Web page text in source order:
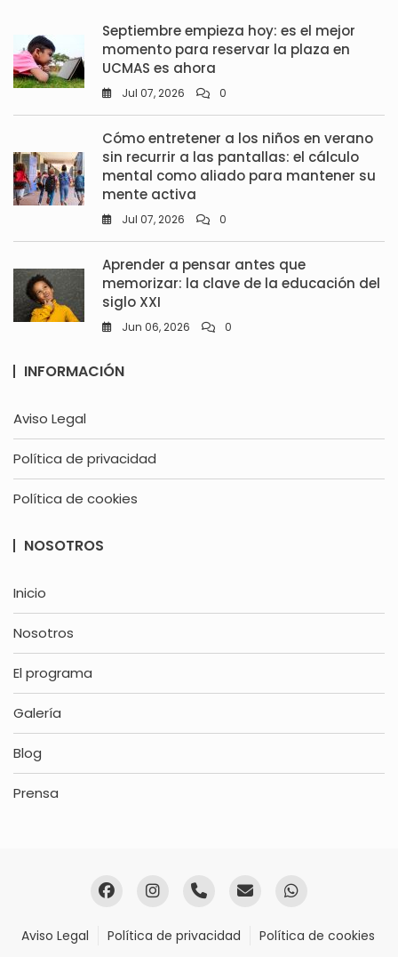
Septiembre empieza hoy: es el mejor
momento para reservar la plaza en
UCMAS es ahora
Jul 07, 2026 0
Cómo entretener a los niños en verano
sin recurrir a las pantallas: el cálculo
mental como aliado para mantener su
mente activa
Jul 07, 2026 0
Aprender a pensar antes que
memorizar: la clave de la educación del
siglo XXI
Jun 06, 2026 0
INFORMACIÓN
Aviso Legal
Política de privacidad
Política de cookies
NOSOTROS
Inicio
Nosotros
El programa
Galería
Blog
Prensa
Aviso Legal Política de privacidad Política de cookies